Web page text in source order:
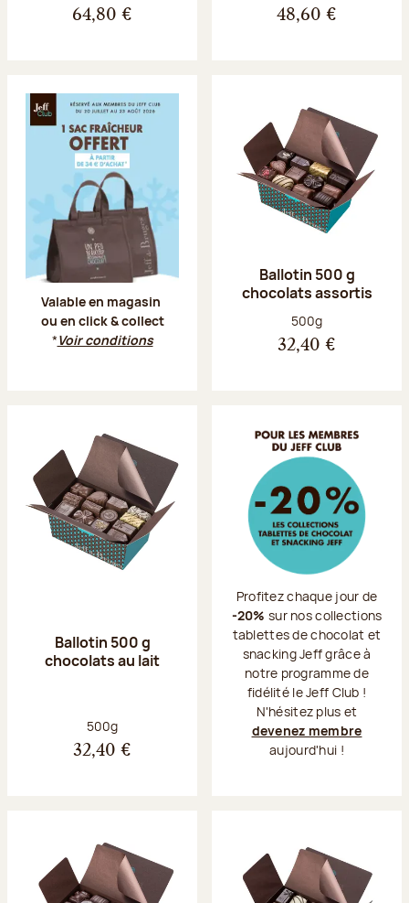
64,80 € 48,60 €
Valable en magasin
ou en click & collect
*Voir conditions
Ballotin 500 g
chocolats assortis
Poids net :
500g
32,40 €
Ballotin 500 g
chocolats au lait
Poids net :
500g
32,40 €
Profitez chaque jour de
-20% sur nos collections
tablettes de chocolat et
snacking Jeff grâce à
notre programme de
fidélité le Jeff Club !
N'hésitez plus et
devenez membre
aujourd'hui !